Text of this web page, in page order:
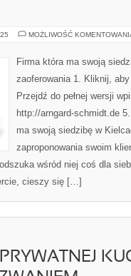
MOŻLIWOŚĆ
Firma która ma swoją
zaoferowania 1. Kliknij,
Przejdź do pełnej wersji
http://arngard-schmidt.de
ma swoją siedzibę w
zaproponowania swoim
wśród niej coś dla
cieszy się […]